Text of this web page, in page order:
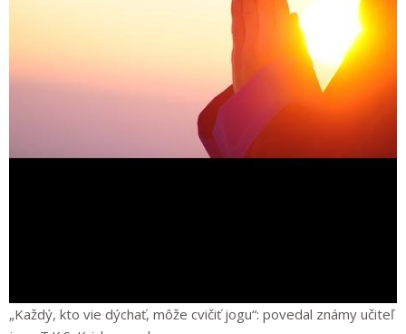
„Každý, kto vie dýchať, môže cvičiť jogu“: povedal známy učiteľ